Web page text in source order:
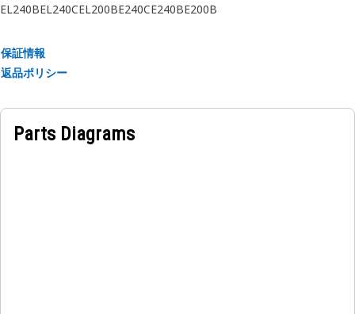
EL240BEL240CEL200BE240CE240BE200B
保証情報
返品ポリシー
Parts Diagrams